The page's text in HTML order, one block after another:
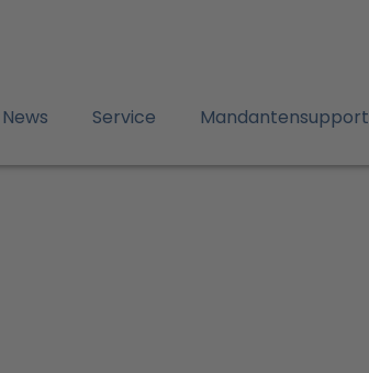
News Service Mandantensupport